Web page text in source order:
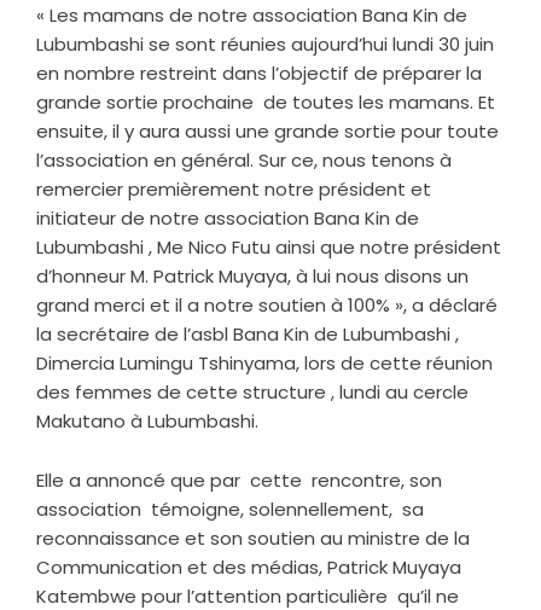
« Les mamans de notre association Bana Kin de
Lubumbashi se sont réunies aujourd’hui lundi 30 juin
en nombre restreint dans l’objectif de préparer la
grande sortie prochaine de toutes les mamans. Et
ensuite, il y aura aussi une grande sortie pour toute
l’association en général. Sur ce, nous tenons à
remercier premièrement notre président et
initiateur de notre association Bana Kin de
Lubumbashi , Me Nico Futu ainsi que notre président
d’honneur M. Patrick Muyaya, à lui nous disons un
grand merci et il a notre soutien à 100% », a déclaré
la secrétaire de l’asbl Bana Kin de Lubumbashi ,
Dimercia Lumingu Tshinyama, lors de cette réunion
des femmes de cette structure , lundi au cercle
Makutano à Lubumbashi.
Elle a annoncé que par cette rencontre, son
association témoigne, solennellement, sa
reconnaissance et son soutien au ministre de la
Communication et des médias, Patrick Muyaya
Katembwe pour l’attention particulière qu’il ne